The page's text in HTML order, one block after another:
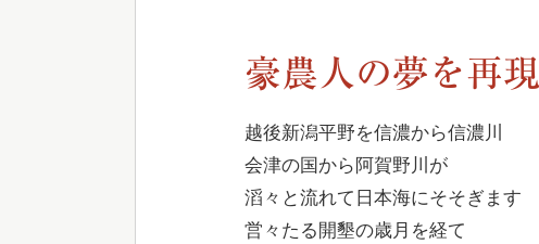
豪農人の夢を再現
越後新潟平野を信濃から信濃川
会津の国から阿賀野川が
滔々と流れて日本海にそそぎます
営々たる開墾の歳月を経て